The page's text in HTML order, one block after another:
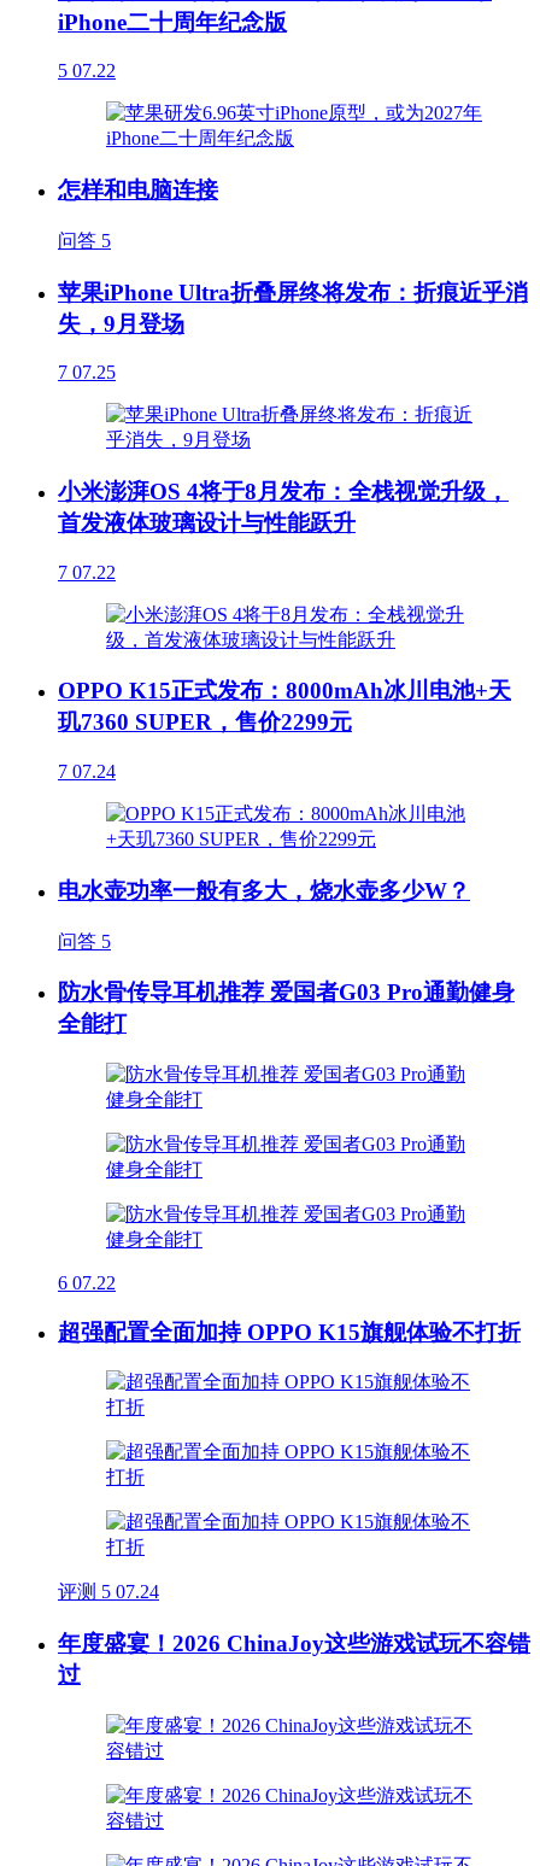
iPhone二十周年纪念版
5 07.22
怎样和电脑连接
问答 5
苹果iPhone Ultra折叠屏终将发布：折痕近乎消
失，9月登场
7 07.25
小米澎湃OS 4将于8月发布：全栈视觉升级，
首发液体玻璃设计与性能跃升
7 07.22
OPPO K15正式发布：8000mAh冰川电池+天
玑7360 SUPER，售价2299元
7 07.24
电水壶功率一般有多大，烧水壶多少W？
问答 5
防水骨传导耳机推荐 爱国者G03 Pro通勤健身
全能打
6 07.22
超强配置全面加持 OPPO K15旗舰体验不打折
评测 5 07.24
年度盛宴！2026 ChinaJoy这些游戏试玩不容错
过